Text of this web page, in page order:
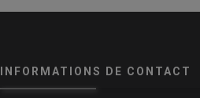
INFORMATIONS DE CONTACT